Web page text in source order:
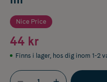
Nice Price
44 kr
Finns i lager, hos dig inom 1-2